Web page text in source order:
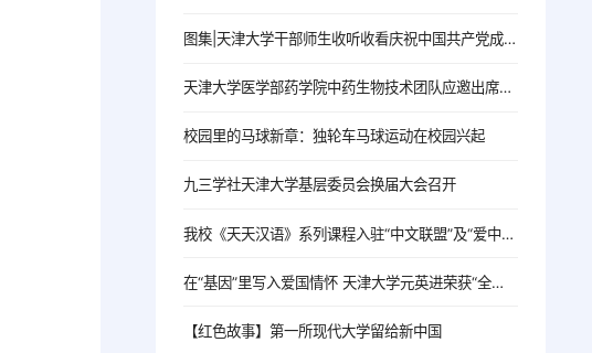
图集|天津大学干部师生收听收看庆祝中国共产党成立105周年大会
天津大学医学部药学院中药生物技术团队应邀出席首届世界中医药人工智能大会暨世界中联第五届理事会第五次全体会议
校园里的马球新章：独轮车马球运动在校园兴起
九三学社天津大学基层委员会换届大会召开
我校《天天汉语》系列课程入驻“中文联盟”及“爱中文”两大国家级平台，助力全球中文学习
在“基因”里写入爱国情怀 天津大学元英进荣获“全国优秀共产党员”称号
【红色故事】第一所现代大学留给新中国